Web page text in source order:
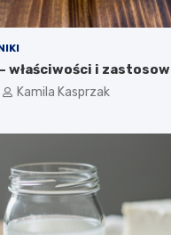
właściwości i
Kamila Kasprzak